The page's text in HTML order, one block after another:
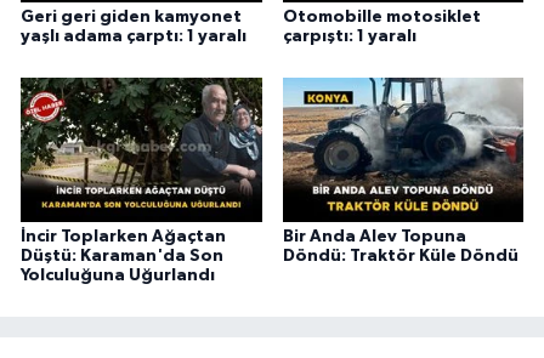
Geri geri giden kamyonet
yaşlı adama çarptı: 1 yaralı
Otomobille motosiklet
çarpıştı: 1 yaralı
İncir Toplarken Ağaçtan
Düştü: Karaman'da Son
Yolculuğuna Uğurlandı
Bir Anda Alev Topuna
Döndü: Traktör Küle Döndü